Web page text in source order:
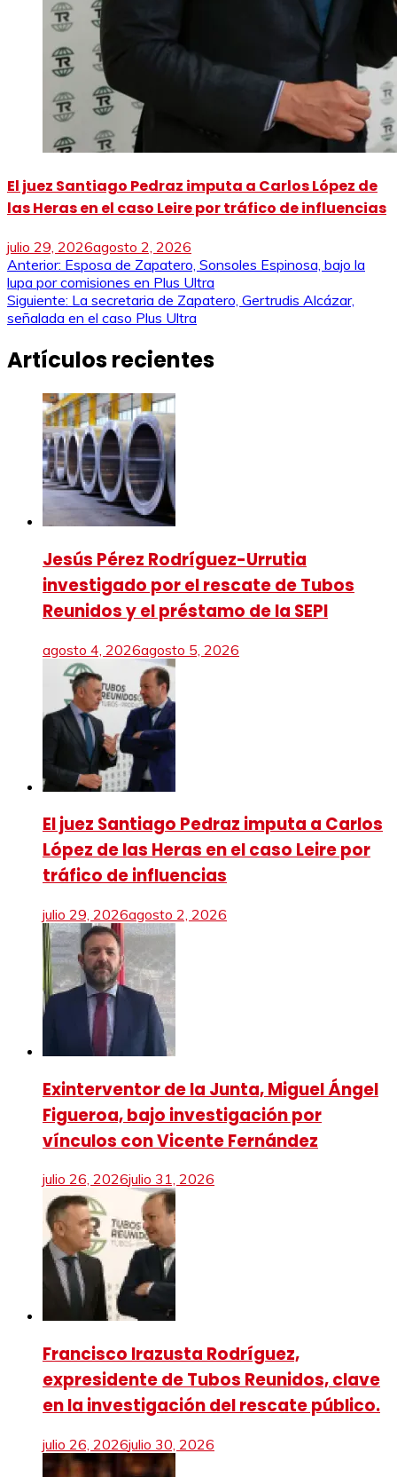
El juez Santiago Pedraz imputa a Carlos López de
las Heras en el caso Leire por tráfico de influencias
julio 29, 2026agosto 2, 2026
Navegación
de
entradas
Anterior: Esposa de Zapatero, Sonsoles Espinosa, bajo la
lupa por comisiones en Plus Ultra
Siguiente: La secretaria de Zapatero, Gertrudis Alcázar,
señalada en el caso Plus Ultra
Artículos recientes
Jesús Pérez Rodríguez-Urrutia
investigado por el rescate de Tubos
Reunidos y el préstamo de la SEPI
agosto 4, 2026agosto 5, 2026
El juez Santiago Pedraz imputa a Carlos
López de las Heras en el caso Leire por
tráfico de influencias
julio 29, 2026agosto 2, 2026
Exinterventor de la Junta, Miguel Ángel
Figueroa, bajo investigación por
vínculos con Vicente Fernández
julio 26, 2026julio 31, 2026
Francisco Irazusta Rodríguez,
expresidente de Tubos Reunidos, clave
en la investigación del rescate público.
julio 26, 2026julio 30, 2026